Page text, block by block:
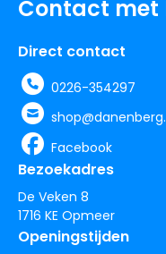
Contact met
Direct contact
0226-354297
Facebook
Bezoekadres
De Veken 8
1716 KE Opmeer
Openingstijden